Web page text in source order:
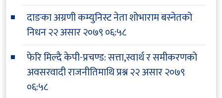
दाङका अग्रणी कम्युनिस्ट नेता शोभाराम बस्नेतको
निधन२२ असार २०७९ ०६:५८
फेरि मिल्दै केपी-प्रचण्ड: सत्ता,स्वार्थ र समीकरणको
अवसरवादी राजनीतिमाथि प्रश्न२२ असार २०७९
०६:५८